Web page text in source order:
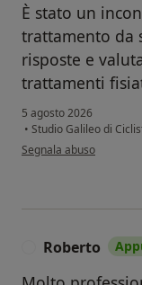
È stato un
trattamento da
risposte e
trattamenti
5 agosto 2026
• Studio Galileo di
secondo l'opinione
Segnala abuso
Roberto